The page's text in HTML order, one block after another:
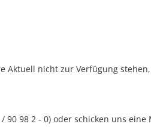
Aktuell nicht zur Verfügung
98 2 - 0) oder schicken uns